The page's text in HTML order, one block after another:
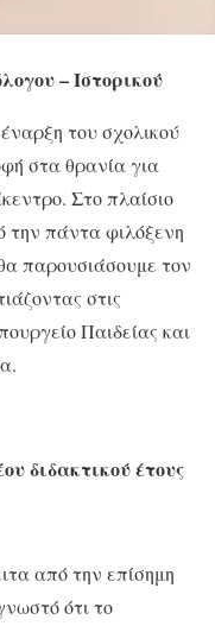
– Ιστορικού
του σχολικού
στα θρανία για
Στο πλαίσιο
την πάντα φιλόξενη
παρουσιάσουμε τον
στις
Παιδείας και
διδακτικού έτους
από την επίσημη
ότι το